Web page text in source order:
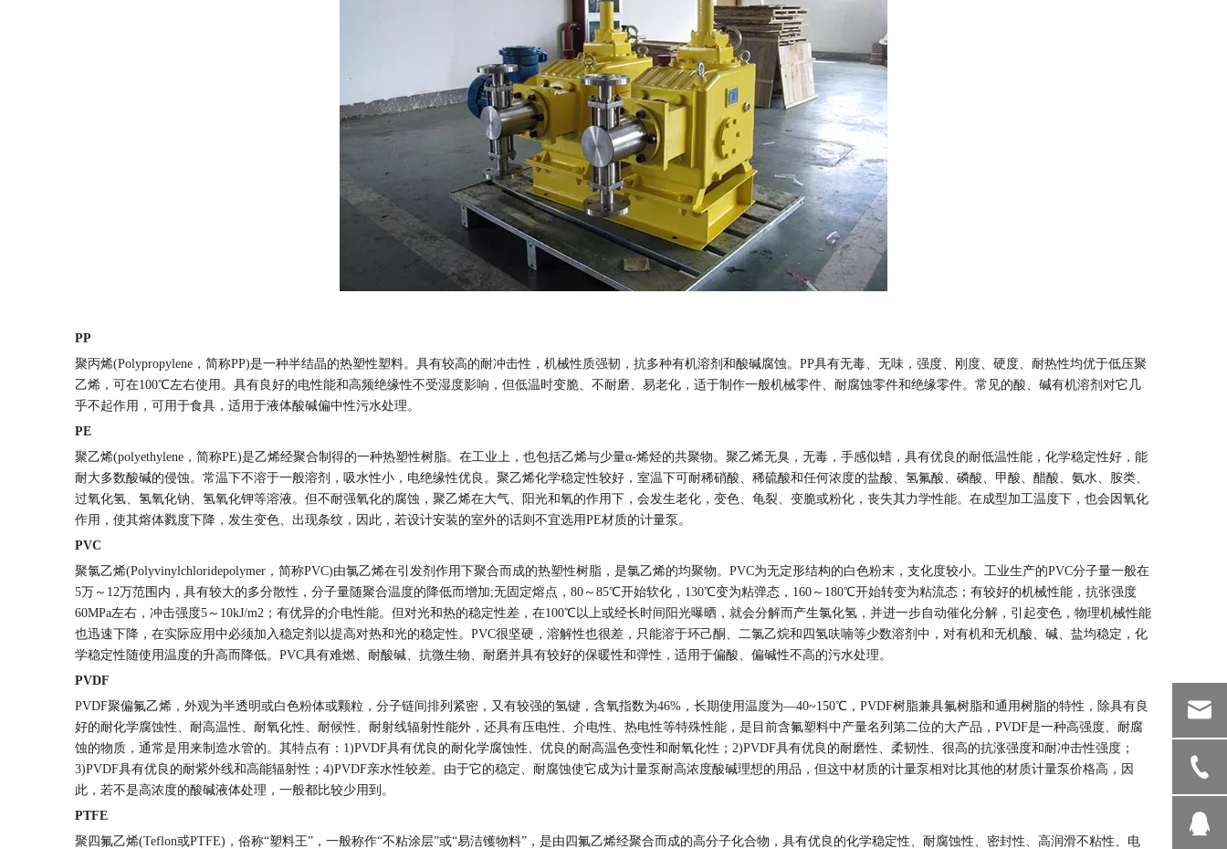
PP
聚丙烯(Polypropylene，简称PP)是一种半结晶的热塑性塑料。具有较高的耐冲击性，机械性质强韧，抗多种有机溶剂和酸碱腐蚀。PP具有无毒、无味，强度、刚度、硬度、耐热性均优于低压聚
乙烯，可在100℃左右使用。具有良好的电性能和高频绝缘性不受湿度影响，但低温时变脆、不耐磨、易老化，适于制作一般机械零件、耐腐蚀零件和绝缘零件。常见的酸、碱有机溶剂对它几
乎不起作用，可用于食具，适用于液体酸碱偏中性污水处理。
PE
聚乙烯(polyethylene，简称PE)是乙烯经聚合制得的一种热塑性树脂。在工业上，也包括乙烯与少量α-烯烃的共聚物。聚乙烯无臭，无毒，手感似蜡，具有优良的耐低温性能，化学稳定性好，能
耐大多数酸碱的侵蚀。常温下不溶于一般溶剂，吸水性小，电绝缘性优良。聚乙烯化学稳定性较好，室温下可耐稀硝酸、稀硫酸和任何浓度的盐酸、氢氟酸、磷酸、甲酸、醋酸、氨水、胺类、
过氧化氢、氢氧化钠、氢氧化钾等溶液。但不耐强氧化的腐蚀，聚乙烯在大气、阳光和氧的作用下，会发生老化，变色、龟裂、变脆或粉化，丧失其力学性能。在成型加工温度下，也会因氧化
作用，使其熔体戮度下降，发生变色、出现条纹，因此，若设计安装的室外的话则不宜选用PE材质的计量泵。
PVC
聚氯乙烯(Polyvinylchloridepolymer，简称PVC)由氯乙烯在引发剂作用下聚合而成的热塑性树脂，是氯乙烯的均聚物。PVC为无定形结构的白色粉末，支化度较小。工业生产的PVC分子量一般在
5万～12万范围内，具有较大的多分散性，分子量随聚合温度的降低而增加;无固定熔点，80～85℃开始软化，130℃变为粘弹态，160～180℃开始转变为粘流态；有较好的机械性能，抗张强度
60MPa左右，冲击强度5～10kJ/m2；有优异的介电性能。但对光和热的稳定性差，在100℃以上或经长时间阳光曝晒，就会分解而产生氯化氢，并进一步自动催化分解，引起变色，物理机械性能
也迅速下降，在实际应用中必须加入稳定剂以提高对热和光的稳定性。PVC很坚硬，溶解性也很差，只能溶于环己酮、二氯乙烷和四氢呋喃等少数溶剂中，对有机和无机酸、碱、盐均稳定，化
学稳定性随使用温度的升高而降低。PVC具有难燃、耐酸碱、抗微生物、耐磨并具有较好的保暖性和弹性，适用于偏酸、偏碱性不高的污水处理。
PVDF
PVDF聚偏氟乙烯，外观为半透明或白色粉体或颗粒，分子链间排列紧密，又有较强的氢键，含氧指数为46%，长期使用温度为—40~150℃，PVDF树脂兼具氟树脂和通用树脂的特性，除具有良
好的耐化学腐蚀性、耐高温性、耐氧化性、耐候性、耐射线辐射性能外，还具有压电性、介电性、热电性等特殊性能，是目前含氟塑料中产量名列第二位的大产品，PVDF是一种高强度、耐腐
蚀的物质，通常是用来制造水管的。其特点有：1)PVDF具有优良的耐化学腐蚀性、优良的耐高温色变性和耐氧化性；2)PVDF具有优良的耐磨性、柔韧性、很高的抗涨强度和耐冲击性强度；
3)PVDF具有优良的耐紫外线和高能辐射性；4)PVDF亲水性较差。由于它的稳定、耐腐蚀使它成为计量泵耐高浓度酸碱理想的用品，但这中材质的计量泵相对比其他的材质计量泵价格高，因
此，若不是高浓度的酸碱液体处理，一般都比较少用到。
PTFE
聚四氟乙烯(Teflon或PTFE)，俗称“塑料王”，一般称作“不粘涂层”或“易洁镬物料”，是由四氟乙烯经聚合而成的高分子化合物，具有优良的化学稳定性、耐腐蚀性、密封性、高润滑不粘性、电